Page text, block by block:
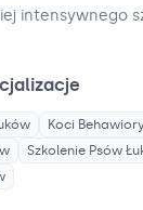
intensywnego
Koci
Szkolenie Psów